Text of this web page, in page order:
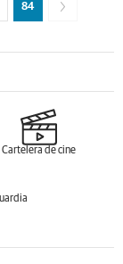
84
Cartelera de cine